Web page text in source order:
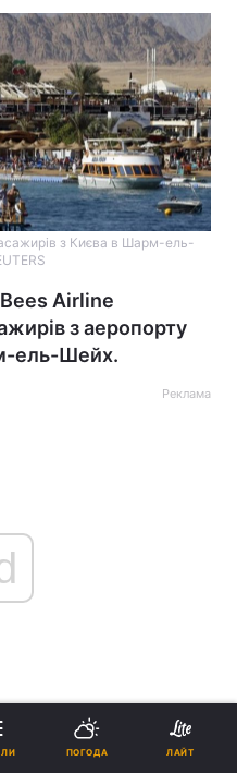
з Києва в Шарм-ель-
Bees Airline
з аеропорту
ель-Шейх.
Реклама
Bees Airline здійснив
ПОГОДА ЛАЙТ